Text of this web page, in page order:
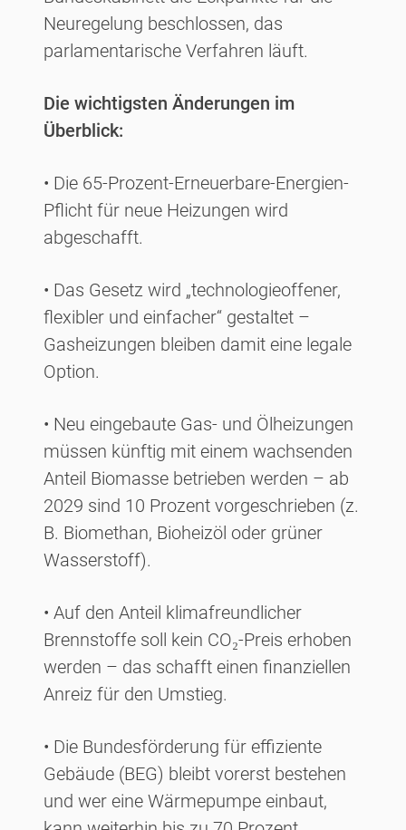
Neuregelung beschlossen, das
parlamentarische Verfahren läuft.
Die wichtigsten Änderungen im
Überblick:
• Die 65-Prozent-Erneuerbare-Energien-
Pflicht für neue Heizungen wird
abgeschafft.
• Das Gesetz wird „technologieoffener,
flexibler und einfacher“ gestaltet –
Gasheizungen bleiben damit eine legale
Option.
• Neu eingebaute Gas- und Ölheizungen
müssen künftig mit einem wachsenden
Anteil Biomasse betrieben werden – ab
2029 sind 10 Prozent vorgeschrieben (z.
B. Biomethan, Bioheizöl oder grüner
Wasserstoff).
• Auf den Anteil klimafreundlicher
Brennstoffe soll kein CO₂-Preis erhoben
werden – das schafft einen finanziellen
Anreiz für den Umstieg.
• Die Bundesförderung für effiziente
Gebäude (BEG) bleibt vorerst bestehen
und wer eine Wärmepumpe einbaut,